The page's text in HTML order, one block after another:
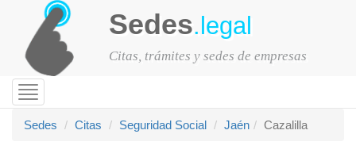
Sedes.legal
Citas, trámites y sedes de empresas
Toggle
navigation
Sedes
Citas Seguridad Social Jaén Cazalilla